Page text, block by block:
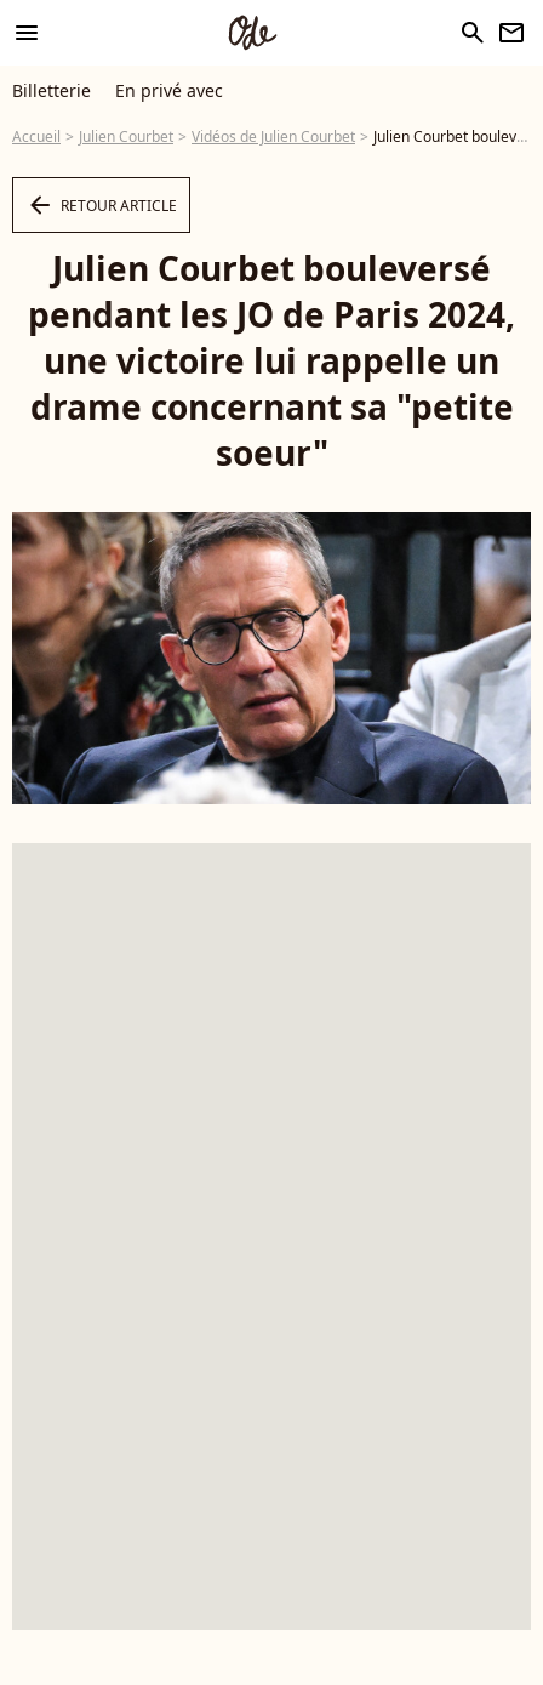
menu search newsletter
Billetterie En privé avec
Accueil Julien Courbet Vidéos de Julien Courbet Julien Courbet bouleversé pendant les JO de Paris 2024, une victoire lui rappelle un drame concernant sa "petite soeur" - Vidéo
arrow_left RETOUR ARTICLE
Julien Courbet bouleversé
pendant les JO de Paris 2024,
une victoire lui rappelle un
drame concernant sa "petite
soeur"